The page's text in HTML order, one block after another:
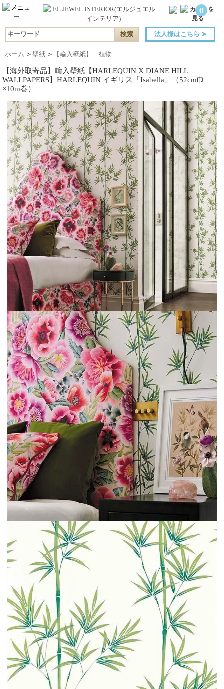
0
法人様はこちら ➤
ホーム ＞ 壁紙 ＞ 【輸入壁紙】 植物
【海外取寄品】輸入壁紙【HARLEQUIN X DIANE HILL
WALLPAPERS】HARLEQUIN イギリス「Isabella」（52cm巾
×10m巻）